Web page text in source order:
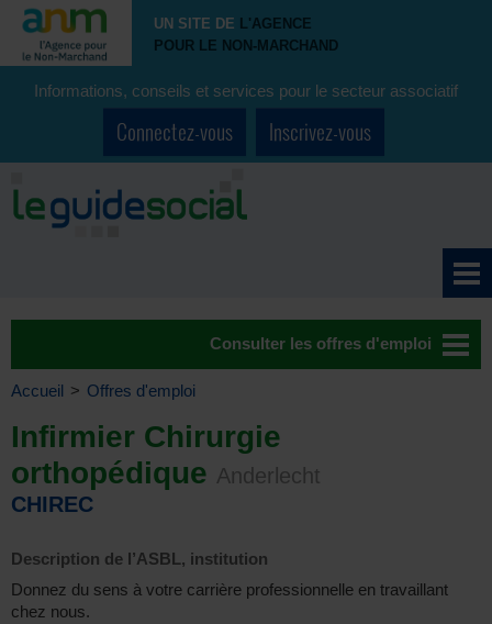
UN SITE DE L'AGENCE
POUR LE NON-MARCHAND
Informations, conseils et services pour le secteur associatif
Connectez-vous Inscrivez-vous
Consulter les offres d'emploi
Accueil > Offres d'emploi
Infirmier Chirurgie
orthopédique Anderlecht
CHIREC
Description de l’ASBL, institution
Donnez du sens à votre carrière professionnelle en travaillant
chez nous.